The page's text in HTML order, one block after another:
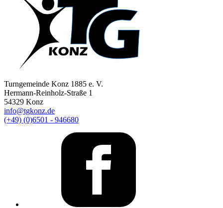
Turngemeinde Konz 1885 e. V.
Hermann-Reinholz-Straße 1
54329 Konz
info@tgkonz.de
(+49) (0)6501 - 946680